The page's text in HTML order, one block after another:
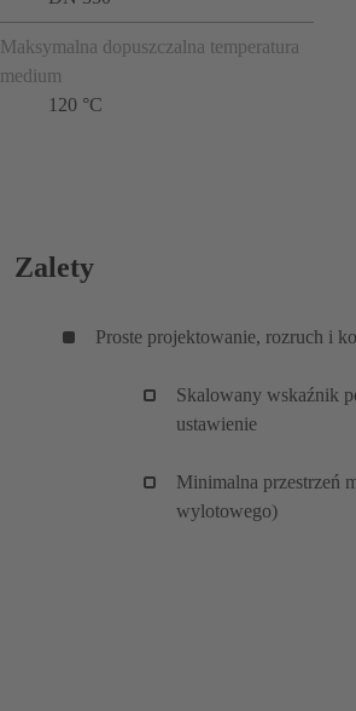
Maksymalna dopuszczalna temperatura
medium
120 °C
Zalety
Proste projektowanie, rozruch i
Skalowany wskaźnik
ustawienie
Minimalna przestrzeń
wylotowego)